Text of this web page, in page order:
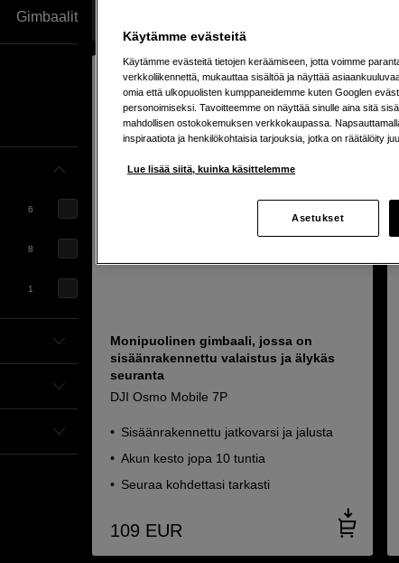
Gimbaalit
6
8
1
Monipuolinen gimbaali, jossa on
sisäänrakennettu valaistus ja älykäs
seuranta
DJI Osmo Mobile 7P
Sisäänrakennettu jatkovarsi ja jalusta
Akun kesto jopa 10 tuntia
Seuraa kohdettasi tarkasti
109 EUR
Käytämme evästeitä
Käytämme evästeitä tietojen keräämiseen, jotta voimme
verkkoliikennettä, mukauttaa sisältöä ja näyttää
omia että ulkopuolisten kumppaneidemme kuten Googlen
personoimiseksi. Tavoitteemme on näyttää sinulle aina sitä
mahdollisen ostokokemuksen verkkokaupassa.
inspiraatiota ja henkilökohtaisia tarjouksia, jotka on räätälöity
Lue lisää siitä, kuinka käsittelemme
Asetukset